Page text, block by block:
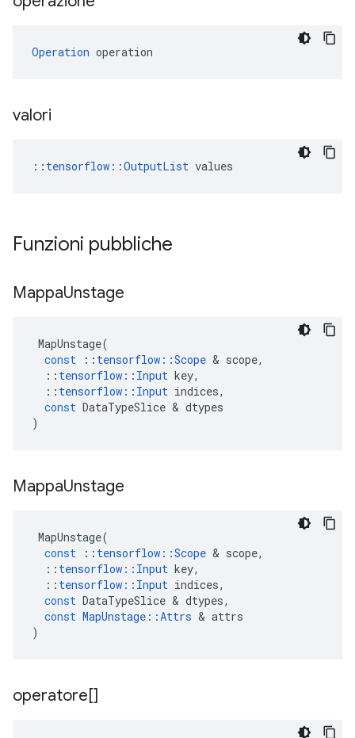
Operation operation
valori
:: tensorflow::OutputList values
Funzioni pubbliche
MappaUnstage
MapUnstage(
const
:: tensorflow ::Scope & scope,
:: tensorflow :: Input key,
:: tensorflow :: Input indices,
const DataTypeSlice & dtypes
)
MappaUnstage
MapUnstage(
const
:: tensorflow ::Scope & scope,
:: tensorflow :: Input key,
:: tensorflow :: Input indices,
const DataTypeSlice & dtypes,
const MapUnstage ::Attrs & attrs
)
operatore[]